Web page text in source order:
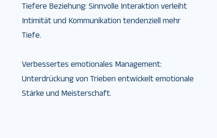
Tiefere Beziehung: Sinnvolle Interaktion verleiht
Intimität und Kommunikation tendenziell mehr
Tiefe.
Verbessertes emotionales Management:
Unterdrückung von Trieben entwickelt emotionale
Stärke und Meisterschaft.